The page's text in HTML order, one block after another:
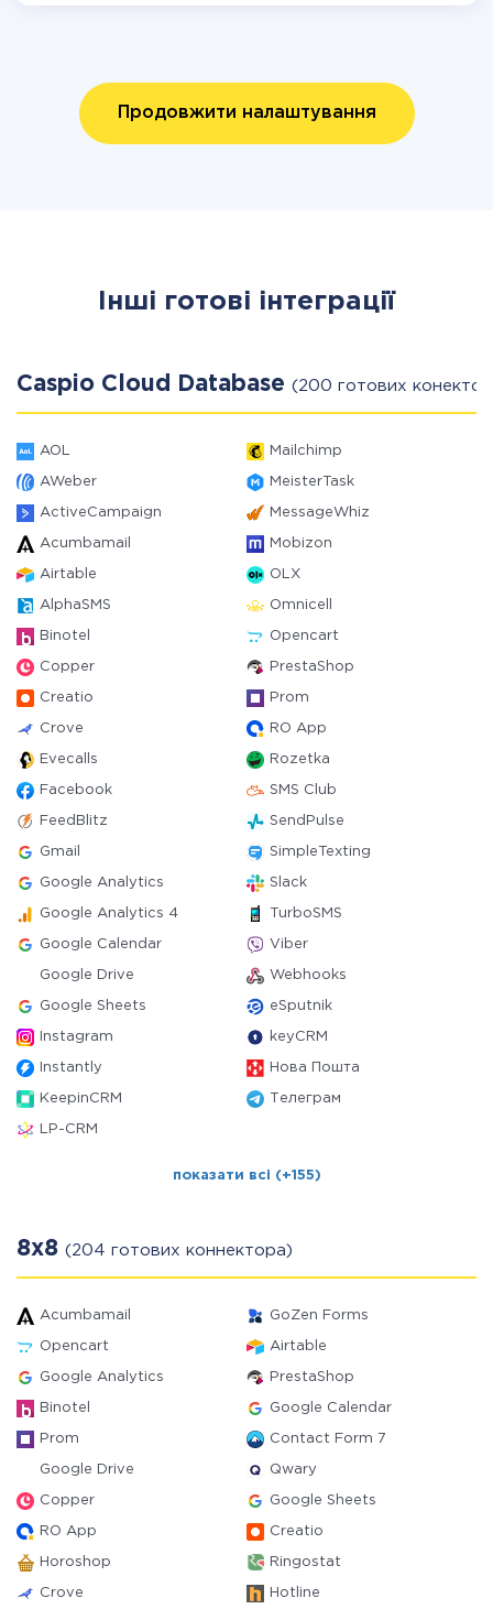
Продовжити налаштування
Інші готові інтеграції
Caspio Cloud Database (200 готових
AOL Mailchimp
AWeber MeisterTask
ActiveCampaign MessageWhiz
Acumbamail Mobizon
Airtable OLX
AlphaSMS Omnicell
Binotel Opencart
Copper PrestaShop
Creatio Prom
Crove RO App
Evecalls Rozetka
Facebook SMS Club
FeedBlitz SendPulse
Gmail SimpleTexting
Google Analytics Slack
Google Analytics 4 TurboSMS
Google Calendar Viber
Google Drive Webhooks
Google Sheets eSputnik
Instagram keyCRM
Instantly Нова Пошта
KeepinCRM Телеграм
LP-CRM
показати всі (+155)
8x8 (204 готових коннектора)
Acumbamail GoZen Forms
Opencart Airtable
Google Analytics PrestaShop
Binotel Google Calendar
Prom Contact Form 7
Google Drive Qwary
Copper Google Sheets
RO App Creatio
Horoshop Ringostat
Crove Hotline